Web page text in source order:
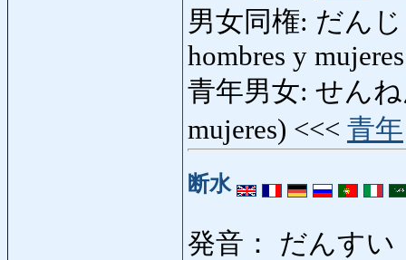
男女同権: だんじ
hombres y mujeres
青年男女: せんね
mujeres) <<< 青年
断水
発音： だんすい